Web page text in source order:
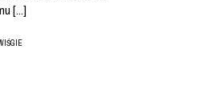
[...]